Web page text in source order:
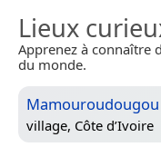
Lieux
Apprenez à connaître
du monde.
Mamouroudougou
village, Côte d’Ivoire